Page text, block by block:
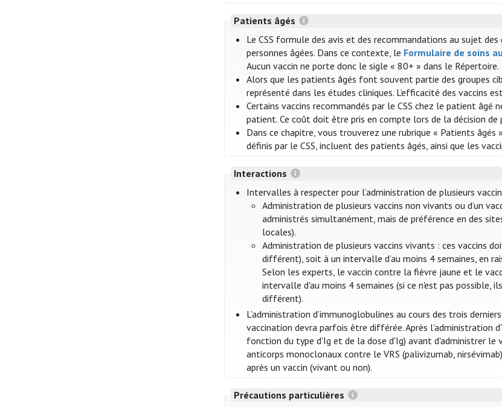
Patients âgés
Le CSS formule des avis et des recommandations au sujet
personnes âgées. Dans ce contexte, le Formulaire de soins
Aucun vaccin ne porte donc le sigle « 80+ » dans le Répertoire.
Alors que les patients âgés font souvent partie des groupes
représenté dans les études cliniques. L’efficacité des vaccins
Certains vaccins recommandés par le CSS chez le patient âgé
patient. Ce coût doit être pris en compte lors de la décision de
Dans ce chapitre, vous trouverez une rubrique « Patients
définis par le CSS, incluent des patients âgés, ainsi que les
Interactions
Intervalles à respecter pour l’administration de plusieurs
Administration de plusieurs vaccins non vivants ou d’un
administrés simultanément, mais de préférence en des
locales).
Administration de plusieurs vaccins vivants : ces vaccins
différent), soit à un intervalle d’au moins 4 semaines, en
Selon les experts, le vaccin contre la fièvre jaune et le
intervalle d'au moins 4 semaines (si ce n'est pas possible,
différent).
L’administration d’immunoglobulines au cours des trois
vaccination devra parfois être différée. Après l'administration
fonction du type d'Ig et de la dose d'Ig) avant d'administrer
anticorps monoclonaux contre le VRS (palivizumab,
après un vaccin (vivant ou non).
Précautions particulières